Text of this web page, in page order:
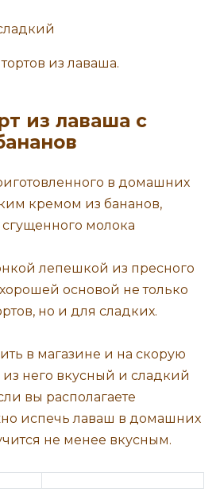
из лаваша.
из лаваша с
в домашних
кремом из бананов,
молока
лепешкой из пресного
основой не только
но и для сладких.
в магазине и на скорую
из него вкусный и сладкий
вы располагаете
испечь лаваш в домашних
не менее вкусным.